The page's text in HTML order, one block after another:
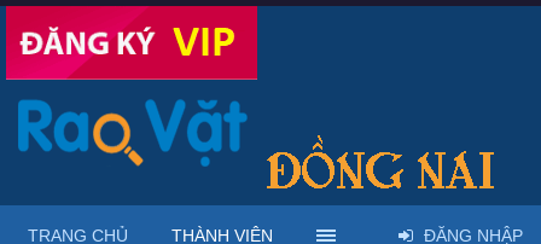
TRANG CHỦ THÀNH VIÊN ĐĂNG NHẬP